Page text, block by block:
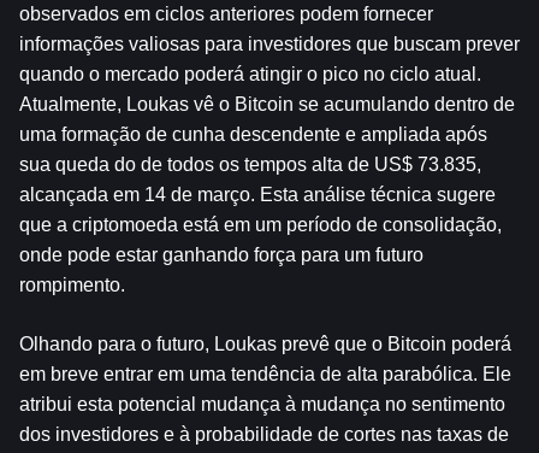
observados em ciclos anteriores podem fornecer
informações valiosas para investidores que buscam prever
quando o mercado poderá atingir o pico no ciclo atual.
Atualmente, Loukas vê o Bitcoin se acumulando dentro de
uma formação de cunha descendente e ampliada após
sua queda do de todos os tempos alta de US$ 73.835,
alcançada em 14 de março. Esta análise técnica sugere
que a criptomoeda está em um período de consolidação,
onde pode estar ganhando força para um futuro
rompimento.
Olhando para o futuro, Loukas prevê que o Bitcoin poderá
em breve entrar em uma tendência de alta parabólica. Ele
atribui esta potencial mudança à mudança no sentimento
dos investidores e à probabilidade de cortes nas taxas de